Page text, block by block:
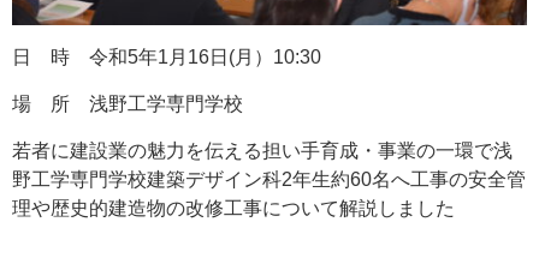
日 時 令和5年1月16日(月）10:30
場 所 浅野工学専門学校
若者に建設業の魅力を伝える担い手育成・事業の一環で浅
野工学専門学校建築デザイン科2年生約60名へ工事の安全管
理や歴史的建造物の改修工事について解説しました